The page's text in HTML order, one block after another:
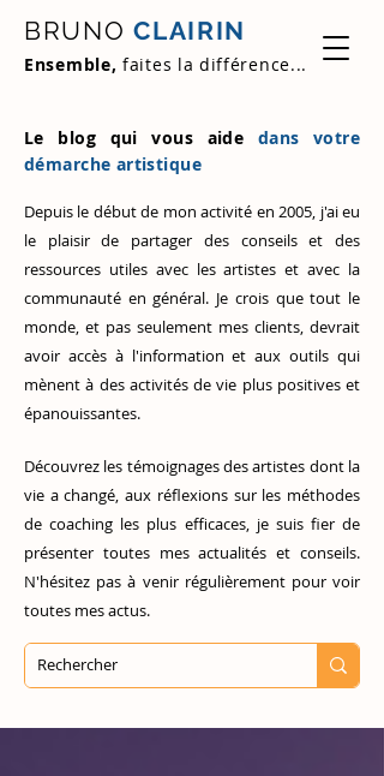
BRUNO CLAIRIN
Ensemble, faites la différence...
Le blog qui vous aide dans votre
démarche artistique
Depuis le début de mon activité en 2005, j'ai eu
le plaisir de partager des conseils et des
ressources utiles avec les artistes et avec la
communauté en général. Je crois que tout le
monde, et pas seulement mes clients, devrait
avoir accès à l'information et aux outils qui
mènent à des activités de vie plus positives et
épanouissantes.
Découvrez les témoignages des artistes dont la
vie a changé, aux réflexions sur les méthodes
de coaching les plus efficaces, je suis fier de
présenter toutes mes actualités et conseils.
N'hésitez pas à venir régulièrement pour voir
toutes mes actus.